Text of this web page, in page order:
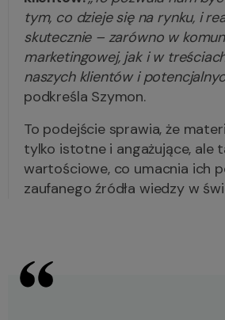
tym, co dzieje się na rynku, i
skutecznie – zarówno w
marketingowej, jak i w
naszych klientów i
podkreśla Szymon.
To podejście sprawia, że
tylko istotne i angażujące, ale
wartościowe, co umacnia ich
zaufanego źródła wiedzy w